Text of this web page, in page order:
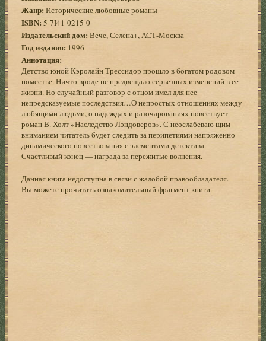
Жанр: Исторические любовные романы
ISBN:5-7I41-0215-0
Издательский дом: Вече, Селена+, АСТ-Москва
Год издания: 1996
Аннотация:
Детство юной Кэролайн Трессидор прошло в богатом родовом
поместье. Ничто вроде не предвещало серьезных изменений в ее
жизни. Но случайный разговор с отцом имел для нее
непредсказуемые последствия…О непростых отношениях между
любящими людьми, о надеждах и разочарованиях повествует
роман В. Холт «Наследство Лэндоверов». С неослабеваю щим
вниманием читатель будет следить за перипетиями напряженно-
динамического повествования с элементами детектива.
Счастливый конец — награда за пережитые волнения.
Данная книга недоступна в связи с жалобой правообладателя.
Вы можетепрочитать ознакомительный фрагмент книги.